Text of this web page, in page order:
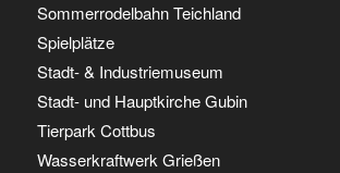
Sommerrodelbahn Teichland
Spielplätze
Stadt- & Industriemuseum
Stadt- und Hauptkirche Gubin
Tierpark Cottbus
Wasserkraftwerk Grießen